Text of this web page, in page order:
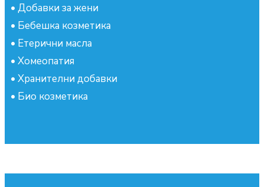
• Добавки за жени
• Бебешка козметика
• Етерични масла
• Хомеопатия
• Хранителни добавки
• Био козметика